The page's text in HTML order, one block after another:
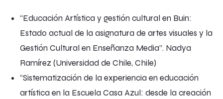
“Educación Artística y gestión cultural en Buin:
Estado actual de la asignatura de artes visuales y la
Gestión Cultural en Enseñanza Media”. Nadya
Ramírez (Universidad de Chile, Chile)
“Sistematización de la experiencia en educación
artística en la Escuela Casa Azul: desde la creación